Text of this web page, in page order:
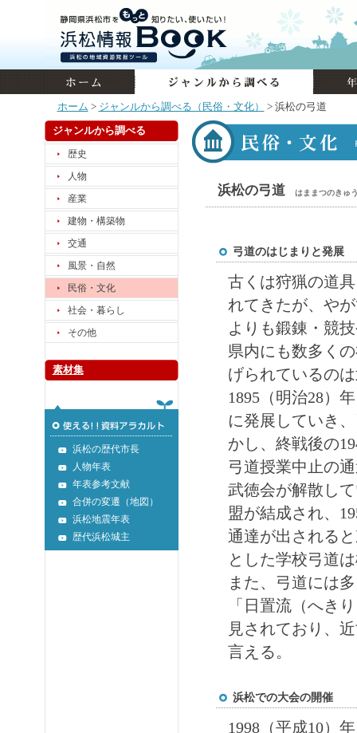
ホーム > ジャンルから調べる（民俗・文化） > 浜松の弓道
ジャンルから調べる
歴史
人物
産業
建物・構築物
交通
風景・自然
民俗・文化
社会・暮らし
その他
素材集
浜松の歴代市長
人物年表
年表参考文献
合併の変遷（地図）
浜松地震年表
歴代浜松城主
浜松の弓道 はままつのきゅ
弓道のはじまりと発展
古くは狩猟の道
れてきたが、や
よりも鍛錬・競
県内にも数多く
げられているの
1895（明治28）
に発展していき
かし、終戦後の
弓道授業中止の
武徳会が解散し
盟が結成され、
通達が出される
とした学校弓道
また、弓道には
「日置流（へき
見されており、
言える。
浜松での大会の開催
1998（平成10）